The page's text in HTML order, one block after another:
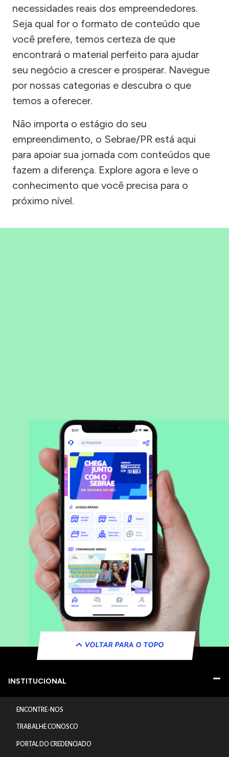
necessidades reais dos empreendedores.
Seja qual for o formato de conteúdo que
você prefere, temos certeza de que
encontrará o material perfeito para ajudar
seu negócio a crescer e prosperar. Navegue
por nossas categorias e descubra o que
temos a oferecer.
Não importa o estágio do seu
empreendimento, o Sebrae/PR está aqui
para apoiar sua jornada com conteúdos que
fazem a diferença. Explore agora e leve o
conhecimento que você precisa para o
próximo nível.
VOLTAR PARA O TOPO
INSTITUCIONAL
ENCONTRE-NOS
TRABALHE CONOSCO
PORTAL DO CREDENCIADO